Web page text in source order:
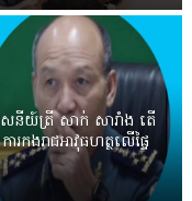
េនីយ៍ត្រី សាក់ សារាំង តើ
ងរាជអាវុធហត្ថលើផ្ទៃ